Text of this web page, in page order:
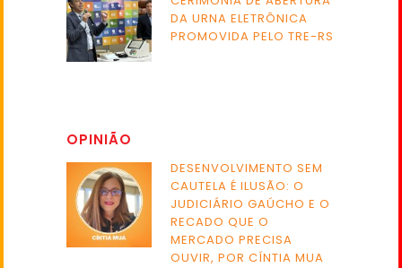
DA URNA ELETRÔNICA
PROMOVIDA PELO TRE-RS
OPINIÃO
DESENVOLVIMENTO SEM
CAUTELA É ILUSÃO: O
JUDICIÁRIO GAÚCHO E O
RECADO QUE O
MERCADO PRECISA
OUVIR, POR CÍNTIA MUA